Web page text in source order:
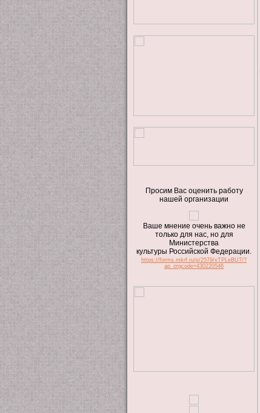
Просим Вас оценить работу
нашей организации
Ваше мнение очень важно не
только для нас, но для
Министерства
культуры Российской Федерации.
https://forms.mkrf.ru/e/2579/xTPLeBU7/?
ap_orgcode=430220546